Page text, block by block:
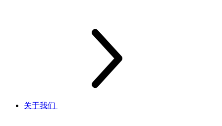
关于我们